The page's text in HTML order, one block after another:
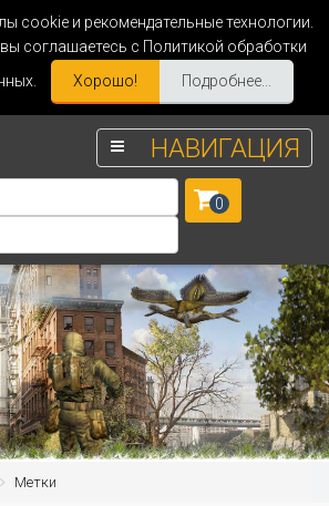
cookie и рекомендательные технологии.
соглашаетесь с Политикой обработки
Хорошо! Подробнее...
НАВИГАЦИЯ
0
Метки